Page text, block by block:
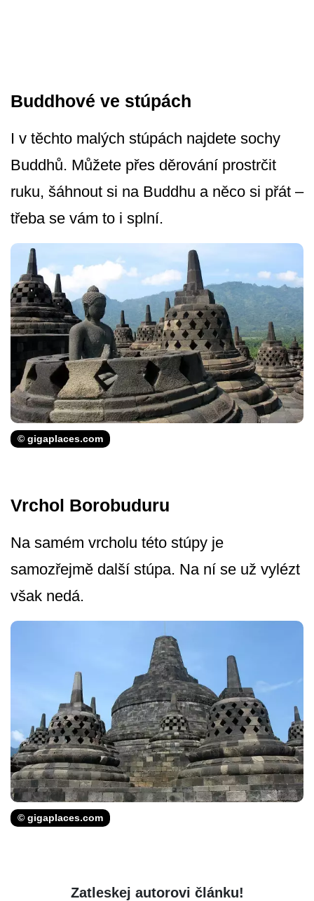
Buddhové ve stúpách
I v těchto malých stúpách najdete sochy
Buddhů. Můžete přes děrování prostrčit
ruku, šáhnout si na Buddhu a něco si přát –
třeba se vám to i splní.
© gigaplaces.com
Vrchol Borobuduru
Na samém vrcholu této stúpy je
samozřejmě další stúpa. Na ní se už vylézt
však nedá.
© gigaplaces.com
Zatleskej autorovi článku!